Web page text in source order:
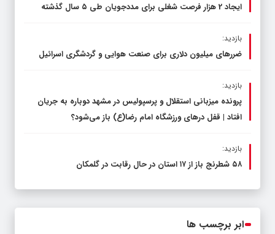
ایجاد 2 هزار فرصت شغلی برای مددجویان طی ۵ سال گذشته
بازدید:
ضررهای میلیون دلاری برای صنعت هوایی و گردشگری اسرائیل
بازدید:
پرونده میزبانی استقلال و پرسپولیس در مشهد دوباره به جریان
افتاد | قفل در‌های ورزشگاه امام رضا(ع) باز می‌شود؟
بازدید:
۵۸ شطرنج‌ باز از ۱۷ استان در حال رقابت در گلمکان
ابر برچسب ها